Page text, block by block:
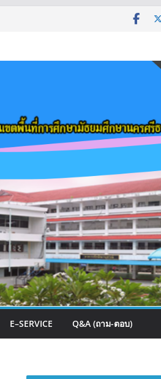
E–SERVICE Q&A (ถาม-ตอบ)